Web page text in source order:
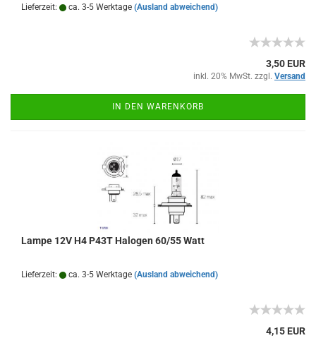
Lieferzeit: ca. 3-5 Werktage (Ausland abweichend)
3,50 EUR
inkl. 20% MwSt. zzgl. Versand
IN DEN WARENKORB
Lampe 12V H4 P43T Halogen 60/55 Watt
Lieferzeit: ca. 3-5 Werktage (Ausland abweichend)
4,15 EUR